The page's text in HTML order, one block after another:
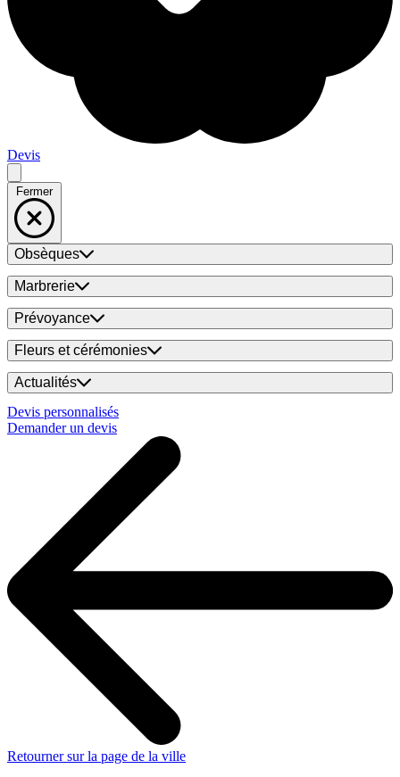
Devis
Fermer
Obsèques
Marbrerie
Prévoyance
Fleurs et cérémonies
Actualités
Devis personnalisés
Demander un devis
Retourner sur la page de la ville